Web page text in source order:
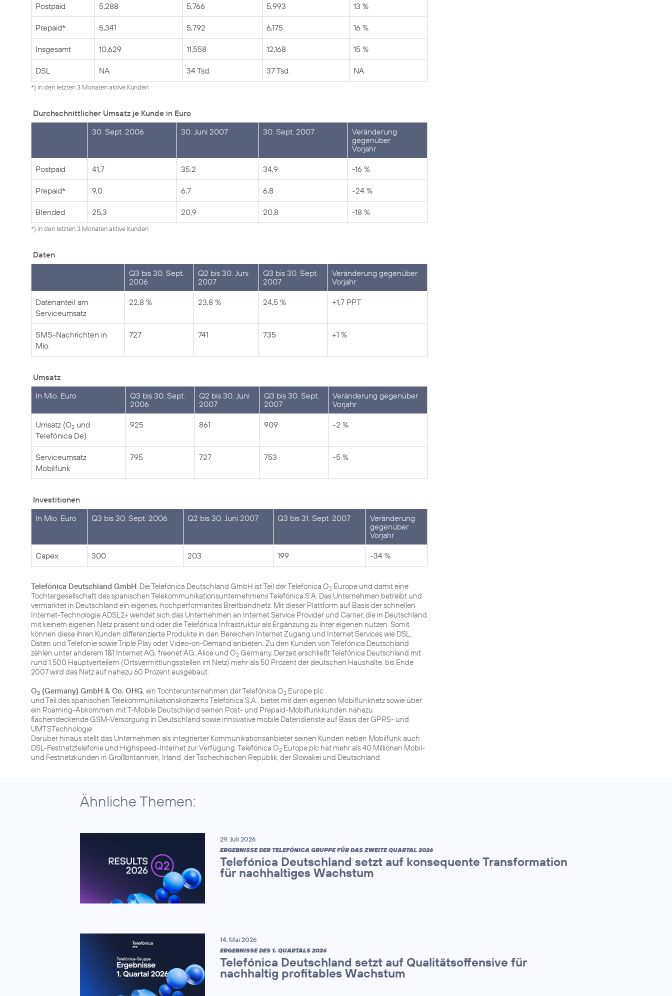
Postpaid 5,288 5,766 5,993 13 %
Prepaid* 5,341 5,792 6,175 16 %
Insgesamt 10,629 11,558 12,168 15 %
DSL NA 34 Tsd. 37 Tsd. NA
*) in den letzten 3 Monaten aktive Kunden
Durchschnittlicher Umsatz je Kunde in Euro
30. Sept. 2006
30. Juni 2007 30. Sept. 2007
Veränderung
gegenüber
Vorjahr
Postpaid 41,7 35,2 34,9 -16 %
Prepaid* 9,0 6,7 6,8 -24 %
Blended 25,3 20,9 20,8 -18 %
*) in den letzten 3 Monaten aktive Kunden
Daten
Q3 bis 30. Sept.
2006
Q2 bis 30. Juni
2007
Q3 bis 30. Sept.
2007
Veränderung gegenüber
Vorjahr
Datenanteil am
Serviceumsatz
22,8 % 23,8 % 24,5 % +1,7 PPT
SMS-Nachrichten in
Mio.
727 741 735 +1 %
Umsatz
In Mio. Euro
Q3 bis 30. Sept.
2006
Q2 bis 30. Juni
2007
Q3 bis 30. Sept.
2007
Veränderung gegenüber
Vorjahr
Umsatz (O2 und
Telefónica De)
925 861 909 -2 %
Serviceumsatz
Mobilfunk
795 727 753 -5 %
Investitionen
In Mio. Euro
Q3 bis 30. Sept. 2006 Q2 bis 30. Juni 2007 Q3 bis 31. Sept. 2007
Veränderung
gegenüber
Vorjahr
Capex 300 203 199 -34 %
Telefónica Deutschland GmbH, Die Telefónica Deutschland GmbH ist Teil der Telefónica O2 Europe und damit eine
Tochtergesellschaft des spanischen Telekommunikationsunternehmens Telefónica S.A. Das Unternehmen betreibt und
vermarktet in Deutschland ein eigenes, hochperformantes Breitbandnetz. Mit dieser Plattform auf Basis der schnellen
Internet-Technologie ADSL2+ wendet sich das Unternehmen an Internet Service Provider und Carrier, die in Deutschland
mit keinem eigenen Netz präsent sind oder die Telefónica Infrastruktur als Ergänzung zu ihrer eigenen nutzen. Somit
können diese ihren Kunden differenzierte Produkte in den Bereichen Internet Zugang und Internet Services wie DSL,
Daten und Telefonie sowie Triple Play oder Video-on-Demand anbieten. Zu den Kunden von Telefónica Deutschland
zählen unter anderem 1&1 Internet AG, freenet AG, Alice und O2 Germany. Derzeit erschließt Telefónica Deutschland mit
rund 1.500 Hauptverteilern (Ortsvermittlungsstellen im Netz) mehr als 50 Prozent der deutschen Haushalte, bis Ende
2007 wird das Netz auf nahezu 60 Prozent ausgebaut.
O2 (Germany) GmbH & Co. OHG, ein Tochterunternehmen der Telefónica O2 Europe plc
und Teil des spanischen Telekommunikationskonzerns Telefónica S.A., bietet mit dem eigenen Mobilfunknetz sowie über
ein Roaming-Abkommen mit T-Mobile Deutschland seinen Post- und Prepaid-Mobilfunkkunden nahezu
flächendeckende GSM-Versorgung in Deutschland sowie innovative mobile Datendienste auf Basis der GPRS- und
UMTSTechnologie.
Darüber hinaus stellt das Unternehmen als integrierter Kommunikationsanbieter seinen Kunden neben Mobilfunk auch
DSL-Festnetztelefonie und Highspeed-Internet zur Verfügung. Telefónica O2 Europe plc hat mehr als 40 Millionen Mobil-
und Festnetzkunden in Großbritannien, Irland, der Tschechischen Republik, der Slowakei und Deutschland.
Ähnliche Themen:
29. Juli 2026
ERGEBNISSE DER TELEFÓNICA GRUPPE FÜR DAS ZWEITE QUARTAL 2026
Telefónica Deutschland setzt auf konsequente Transformation
für nachhaltiges Wachstum
14. Mai 2026
ERGEBNISSE DES 1. QUARTALS 2026
Telefónica Deutschland setzt auf Qualitätsoffensive für
nachhaltig profitables Wachstum